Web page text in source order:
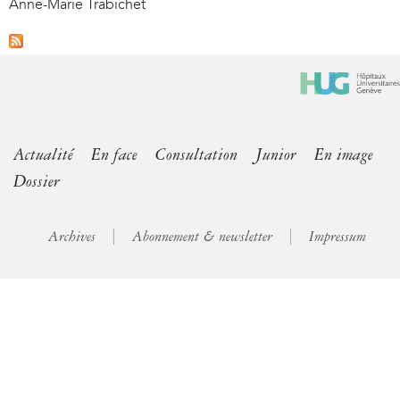
Anne-Marie Trabichet
Actualité En face Consultation Junior
En image
Dossier
Archives Abonnement & newsletter Impressum